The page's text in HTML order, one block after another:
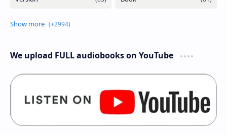
We upload FULL audiobooks on YouTube